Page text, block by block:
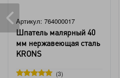
Артикул: 764000017
Шпатель малярный 40
мм нержавеющая сталь
KRONS
3